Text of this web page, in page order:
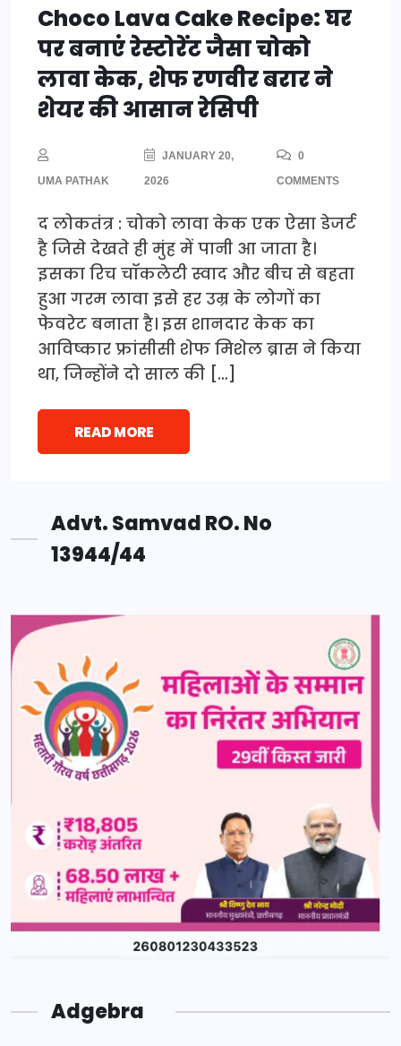
Choco Lava Cake Recipe: घर
पर बनाएं रेस्टोरेंट जैसा चोको
लावा केक, शेफ रणवीर बरार ने
शेयर की आसान रेसिपी
UMA PATHAK
JANUARY 20,
2026
0
COMMENTS
द लोकतंत्र : चोको लावा केक एक ऐसा डेजर्ट
है जिसे देखते ही मुंह में पानी आ जाता है।
इसका रिच चॉकलेटी स्वाद और बीच से बहता
हुआ गरम लावा इसे हर उम्र के लोगों का
फेवरेट बनाता है। इस शानदार केक का
आविष्कार फ्रांसीसी शेफ मिशेल ब्रास ने किया
था, जिन्होंने दो साल की […]
READ MORE
Advt. Samvad RO. No
13944/44
Adgebra